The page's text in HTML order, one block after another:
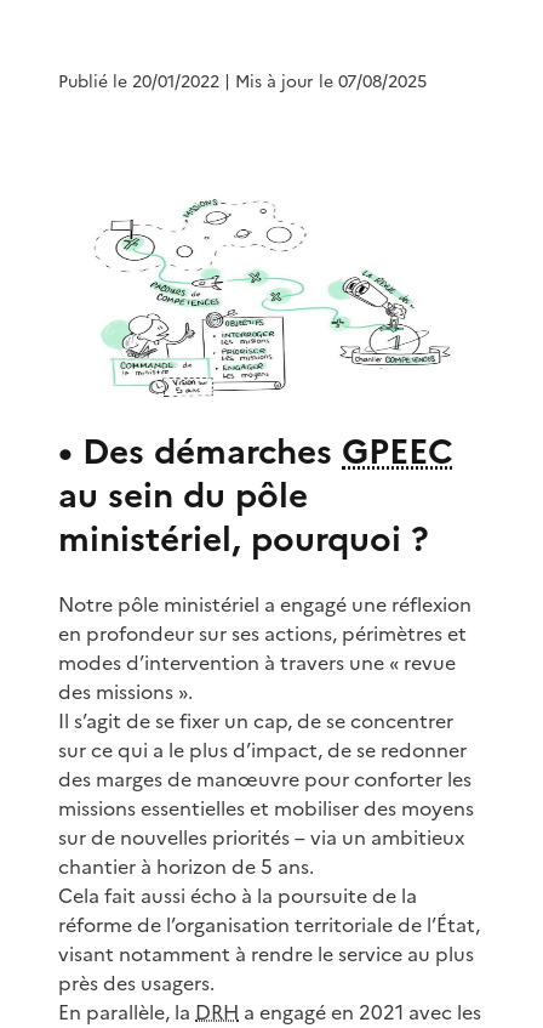
Publié le 20/01/2022 | Mis à jour le 07/08/2025
• Des démarches GPEEC
au sein du pôle
ministériel, pourquoi ?
Notre pôle ministériel a engagé une réflexion
en profondeur sur ses actions, périmètres et
modes d’intervention à travers une « revue
des missions ».
Il s’agit de se fixer un cap, de se concentrer
sur ce qui a le plus d’impact, de se redonner
des marges de manœuvre pour conforter les
missions essentielles et mobiliser des moyens
sur de nouvelles priorités – via un ambitieux
chantier à horizon de 5 ans.
Cela fait aussi écho à la poursuite de la
réforme de l’organisation territoriale de l’État,
visant notamment à rendre le service au plus
près des usagers.
En parallèle, la DRH a engagé en 2021 avec les